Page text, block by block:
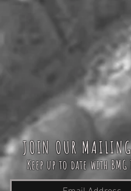
JOIN OUR
Keep up to date with BMG